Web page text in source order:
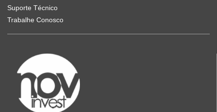
Suporte Técnico
Trabalhe Conosco